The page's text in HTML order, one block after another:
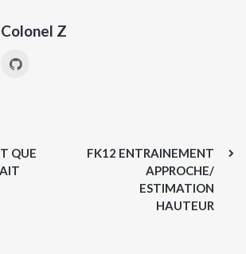
Colonel Z
QUE
FK12 ENTRAINEMENT
APPROCHE/
ESTIMATION
HAUTEUR